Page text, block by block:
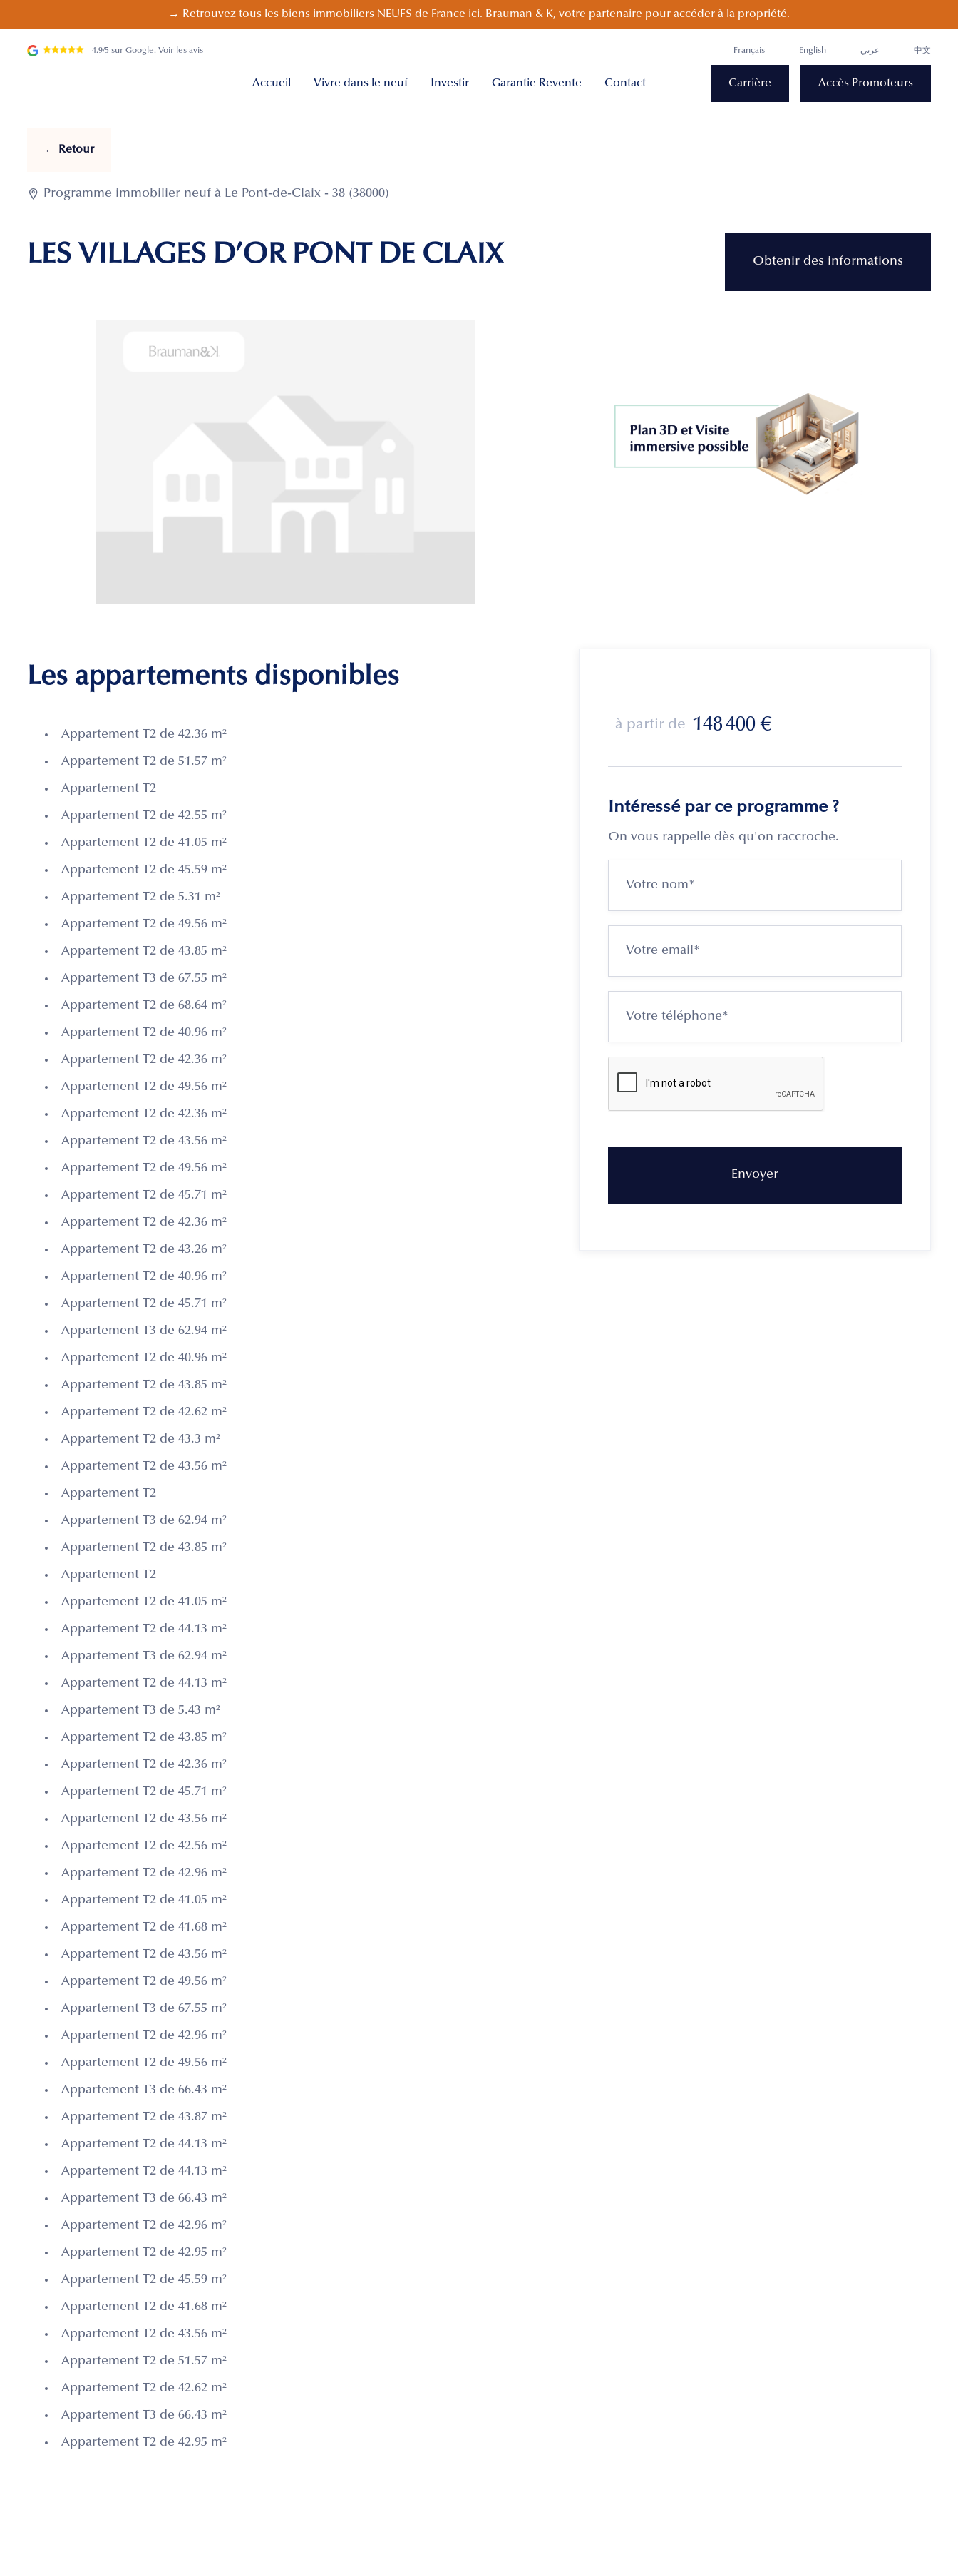
→ Retrouvez tous les biens immobiliers NEUFS de France ici. Brauman & K, votre partenaire pour accéder à la propriété.
4.9/5 sur Google. Voir les avis Français English عربي 中文
Accueil Vivre dans le neuf Investir Garantie Revente Contact Carrière Accès Promoteurs
← Retour
 Programme immobilier neuf à Le Pont-de-Claix - 38 (38000)
LES VILLAGES D’OR PONT DE CLAIX Obtenir des informations
Les appartements disponibles
Appartement T2 de 42.36 m²
Appartement T2 de 51.57 m²
Appartement T2
Appartement T2 de 42.55 m²
Appartement T2 de 41.05 m²
Appartement T2 de 45.59 m²
Appartement T2 de 5.31 m²
Appartement T2 de 49.56 m²
Appartement T2 de 43.85 m²
Appartement T3 de 67.55 m²
Appartement T2 de 68.64 m²
Appartement T2 de 40.96 m²
Appartement T2 de 42.36 m²
Appartement T2 de 49.56 m²
Appartement T2 de 42.36 m²
Appartement T2 de 43.56 m²
Appartement T2 de 49.56 m²
Appartement T2 de 45.71 m²
Appartement T2 de 42.36 m²
Appartement T2 de 43.26 m²
Appartement T2 de 40.96 m²
Appartement T2 de 45.71 m²
Appartement T3 de 62.94 m²
Appartement T2 de 40.96 m²
Appartement T2 de 43.85 m²
Appartement T2 de 42.62 m²
Appartement T2 de 43.3 m²
Appartement T2 de 43.56 m²
Appartement T2
Appartement T3 de 62.94 m²
Appartement T2 de 43.85 m²
Appartement T2
Appartement T2 de 41.05 m²
Appartement T2 de 44.13 m²
Appartement T3 de 62.94 m²
Appartement T2 de 44.13 m²
Appartement T3 de 5.43 m²
Appartement T2 de 43.85 m²
Appartement T2 de 42.36 m²
Appartement T2 de 45.71 m²
Appartement T2 de 43.56 m²
Appartement T2 de 42.56 m²
Appartement T2 de 42.96 m²
Appartement T2 de 41.05 m²
Appartement T2 de 41.68 m²
Appartement T2 de 43.56 m²
Appartement T2 de 49.56 m²
Appartement T3 de 67.55 m²
Appartement T2 de 42.96 m²
Appartement T2 de 49.56 m²
Appartement T3 de 66.43 m²
Appartement T2 de 43.87 m²
Appartement T2 de 44.13 m²
Appartement T2 de 44.13 m²
Appartement T3 de 66.43 m²
Appartement T2 de 42.96 m²
Appartement T2 de 42.95 m²
Appartement T2 de 45.59 m²
Appartement T2 de 41.68 m²
Appartement T2 de 43.56 m²
Appartement T2 de 51.57 m²
Appartement T2 de 42.62 m²
Appartement T3 de 66.43 m²
Appartement T2 de 42.95 m²
à partir de 148 400 €
Intéressé par ce programme ?
On vous rappelle dès qu'on raccroche.